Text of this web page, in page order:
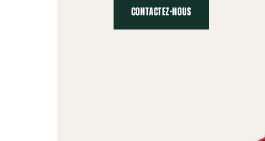
CONTACTEZ-NOUS